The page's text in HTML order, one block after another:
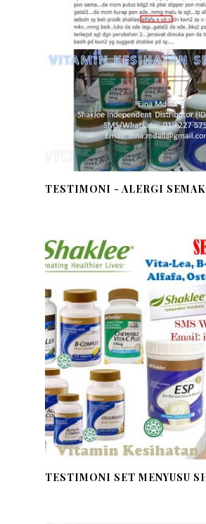
TESTIMONI - ALERGI
TESTIMONI SET MENYUSU